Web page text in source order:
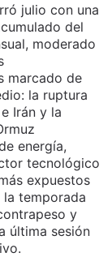
julio con una
del
moderado
marcado de
la ruptura
Irán y la
energía,
tecnológico
expuestos
temporada
y
última sesión